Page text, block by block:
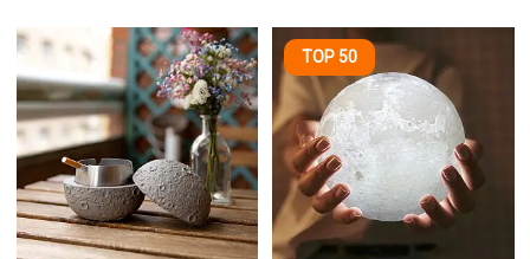
TOP 50